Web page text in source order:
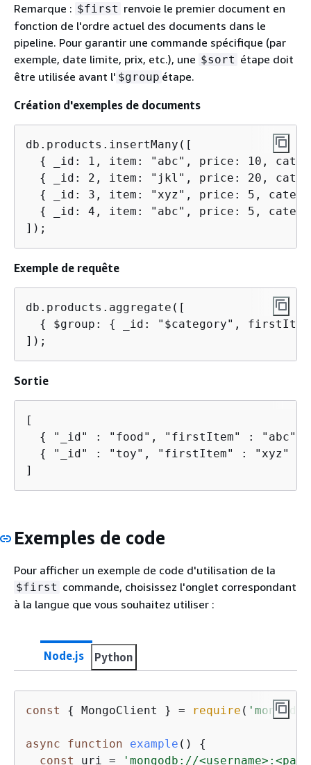
Remarque : $first renvoie le premier document en
fonction de l'ordre actuel des documents dans le
pipeline. Pour garantir une commande spécifique (par
exemple, date limite, prix, etc.), une $sort étape doit
être utilisée avant l' $group étape.
Création d'exemples de documents
db.products.insertMany([
{
_id: 1, item: "abc", price: 10,
{
_id: 2, item: "jkl", price: 20,
{
_id: 3, item: "xyz", price: 5,
{
_id: 4, item: "abc", price: 5,
]);
Exemple de requête
db.products.aggregate([
{
$group: {
_id: "$category",
]);
Sortie
[
{
"_id" : "food", "firstItem" : "abc"
{
"_id" : "toy", "firstItem" : "xyz" }
]
Exemples de code
Pour afficher un exemple de code d'utilisation de la
$first commande, choisissez l'onglet correspondant
à la langue que vous souhaitez utiliser :
Node.js Python
const { MongoClient } = require ( 'mongodb'
async function example ( ) {
const
uri = 'mongodb://